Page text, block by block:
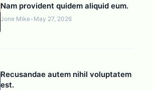
Nam provident quidem aliquid eum.
Jone Mike• May 27, 2026
Recusandae autem nihil voluptatem
est.